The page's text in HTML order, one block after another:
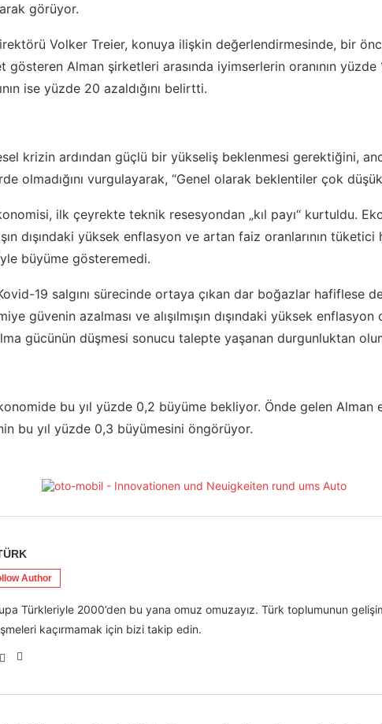
görüyor.
Volker Treier, konuya ilişkin değerlendirmesinde, bir
gösteren Alman şirketleri arasında iyimserlerin oranının yüzde
ise yüzde 20 azaldığını belirtti.
krizin ardından güçlü bir yükseliş beklenmesi gerektiğini,
olmadığını vurgulayarak, “Genel olarak beklentiler çok
ilk çeyrekte teknik resesyondan „kıl payı“ kurtuldu.
dışındaki yüksek enflasyon ve artan faiz oranlarının tüketici
büyüme gösteremedi.
19 salgını sürecinde ortaya çıkan dar boğazlar hafiflese
güvenin azalması ve alışılmışın dışındaki yüksek enflasyon
gücünün düşmesi sonucu talepte yaşanan durgunluktan
bu yıl yüzde 0,2 büyüme bekliyor. Önde gelen Alman
bu yıl yüzde 0,3 büyümesini öngörüyor.
Author
Türkleriyle 2000’den bu yana omuz omuzayız. Türk toplumunun
kaçırmamak için bizi takip edin.